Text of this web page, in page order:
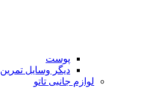
پوست
دیگر وسایل تمرین
لوازم جانبی تاتو